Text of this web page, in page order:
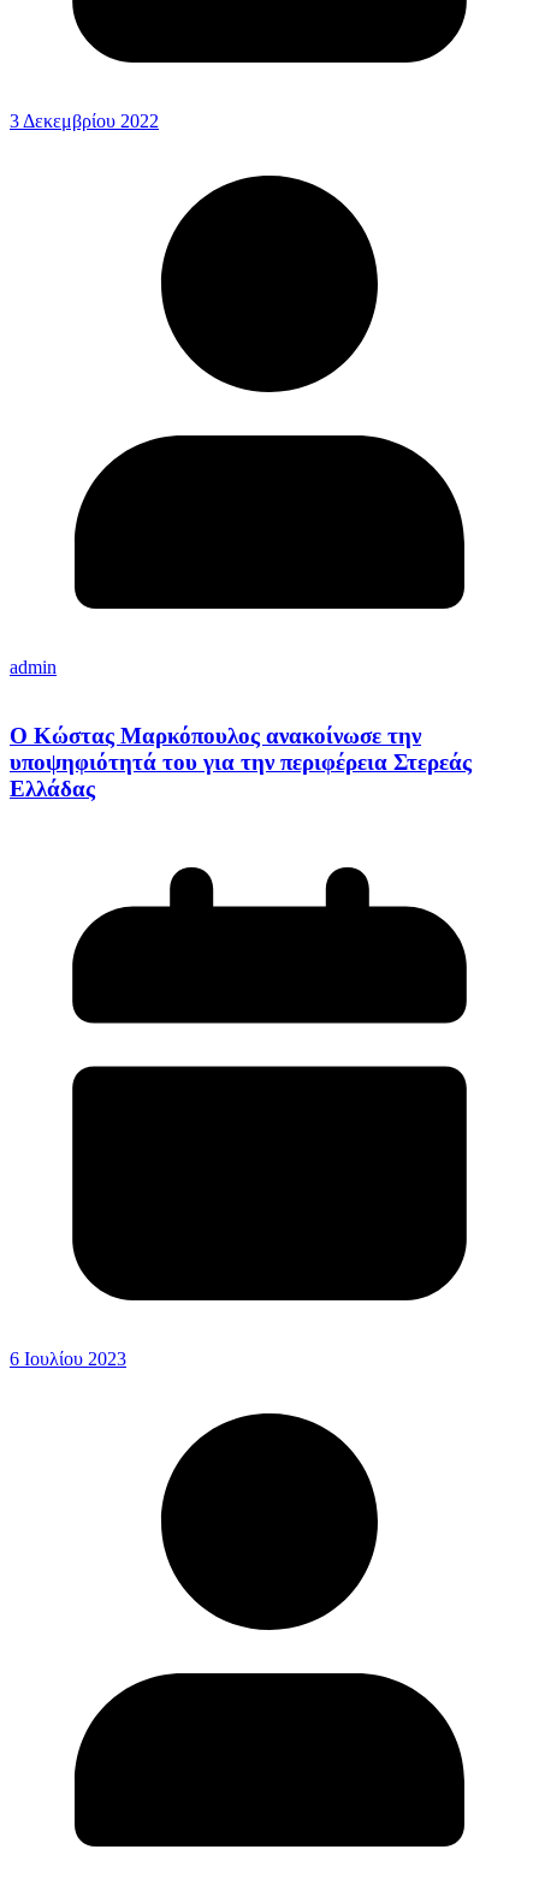
3 Δεκεμβρίου 2022
admin
Ο Κώστας Μαρκόπουλος ανακοίνωσε την
υποψηφιότητά του για την περιφέρεια Στερεάς
Ελλάδας
6 Ιουλίου 2023